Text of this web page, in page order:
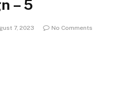
– 5
7, 2023
No Comments